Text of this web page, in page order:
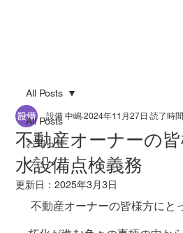
All Posts
お知らせ
ブログ
All Posts
不動産オーナーの
水設備点検義務
設備 中嶋 2024年11月27日 読了時
更新日：2025年3月3日
不動産オーナーの皆様方にとって、年数と共に老